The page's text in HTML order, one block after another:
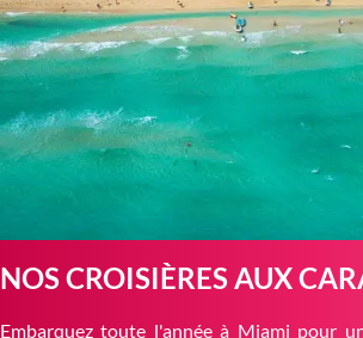
NOS CROISIÈRES AUX
Embarquez toute l'année à Miami pour